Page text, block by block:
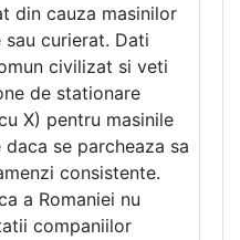
din cauza masinilor
curierat. Dati
civilizat si veti
de stationare
X) pentru masinile
se parcheaza sa
consistente.
a Romaniei nu
companiilor